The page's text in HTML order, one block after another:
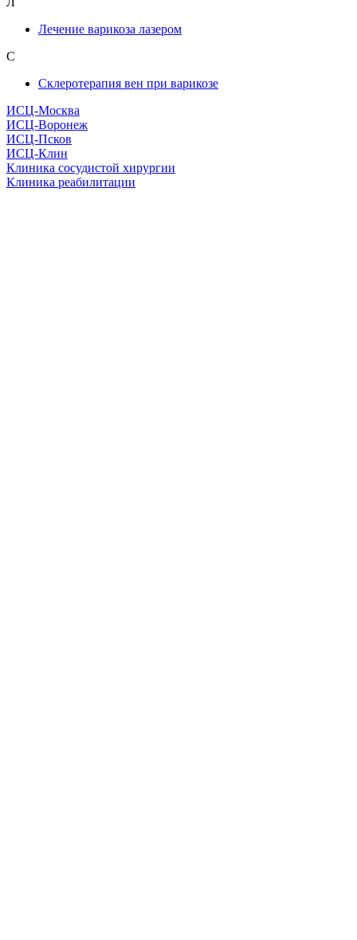
Лечение варикоза лазером
С
Склеротерапия вен при варикозе
ИСЦ-Москва
ИСЦ-Воронеж
ИСЦ-Псков
ИСЦ-Клин
Клиника сосудистой хирургии
Клиника реабилитации